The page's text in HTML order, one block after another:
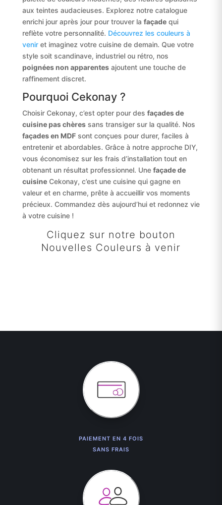
aux teintes audacieuses. Explorez notre catalogue
enrichi jour après jour pour trouver la façadequi
reflète votre personnalité. Découvrez les couleurs à
veniret imaginez votre cuisine de demain. Que votre
style soit scandinave, industriel ou rétro, nos
poignées non apparentesajoutent une touche de
raffinement discret.
Pourquoi Cekonay ?
Choisir Cekonay, c’est opter pour des façades de
cuisine pas chèressans transiger sur la qualité. Nos
façades en MDFsont conçues pour durer, faciles à
entretenir et abordables. Grâce à notre approche DIY,
vous économisez sur les frais d’installation tout en
obtenant un résultat professionnel. Une façade de
cuisineCekonay, c’est une cuisine qui gagne en
valeur et en charme, prête à accueillir vos moments
précieux. Commandez dès aujourd’hui et redonnez vie
à votre cuisine !
Cliquez sur notre bouton
Nouvelles Couleurs à venir
PAIEMENT EN 4 FOIS
SANS FRAIS